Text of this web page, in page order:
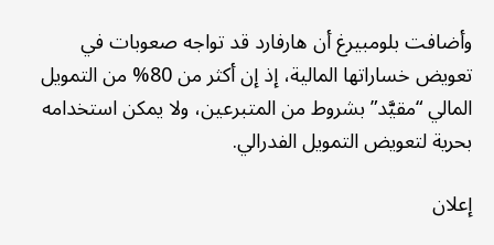
وأضافت بلومبيرغ أن هارفارد قد تواجه صعوبات في
تعويض خساراتها المالية، إذ إن أكثر من 80% من التمويل
المالي “مقيَّد” بشروط من المتبرعين، ولا يمكن استخدامه
بحرية لتعويض التمويل الفدرالي.
إعلان